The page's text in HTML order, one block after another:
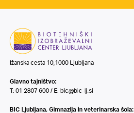
Ižanska cesta 10,1000 Ljubljana
Glavno tajništvo:
T: 01 2807 600 / E: bic@bic-lj.si
BIC Ljubljana, Gimnazija in veterinarska šola: